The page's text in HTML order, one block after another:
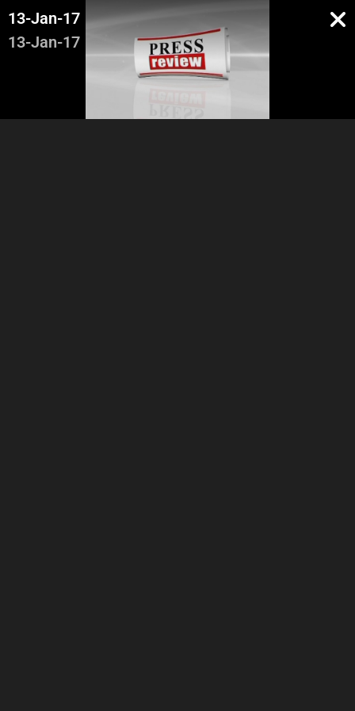
13-Jan-17
13-Jan-17